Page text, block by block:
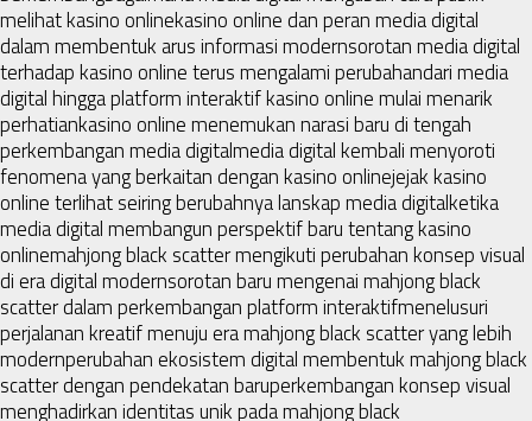
melihat kasino onlinekasino online dan peran media digital
dalam membentuk arus informasi modernsorotan media digital
terhadap kasino online terus mengalami perubahandari media
digital hingga platform interaktif kasino online mulai menarik
perhatiankasino online menemukan narasi baru di tengah
perkembangan media digitalmedia digital kembali menyoroti
fenomena yang berkaitan dengan kasino onlinejejak kasino
online terlihat seiring berubahnya lanskap media digitalketika
media digital membangun perspektif baru tentang kasino
onlinemahjong black scatter mengikuti perubahan konsep visual
di era digital modernsorotan baru mengenai mahjong black
scatter dalam perkembangan platform interaktifmenelusuri
perjalanan kreatif menuju era mahjong black scatter yang lebih
modernperubahan ekosistem digital membentuk mahjong black
scatter dengan pendekatan baruperkembangan konsep visual
menghadirkan identitas unik pada mahjong black